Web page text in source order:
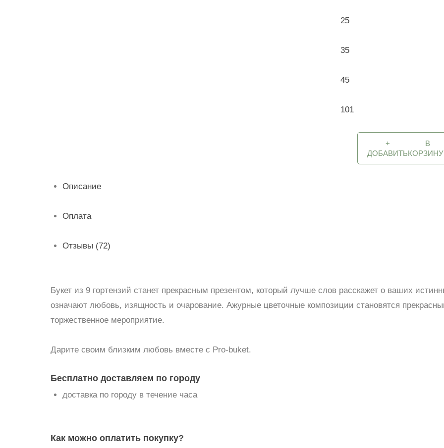
25
35
45
101
+
ДОБАВИТЬ
В
КОРЗИНУ
Описание
Оплата
Отзывы (72)
Букет из 9 гортензий станет прекрасным презентом, который лучше слов расскажет о ваших
означают любовь, изящность и очарование. Ажурные цветочные композиции становятся
торжественное мероприятие.
Дарите своим близким любовь вместе с Pro-buket.
Бесплатно доставляем по городу
доставка по городу в течение часа
Как можно оплатить покупку?